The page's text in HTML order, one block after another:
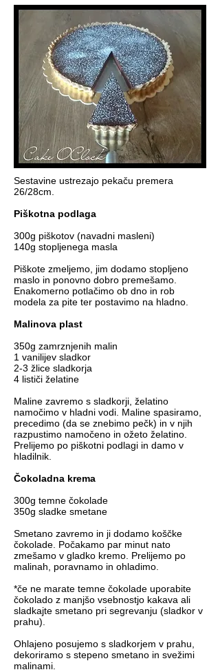
Sestavine ustrezajo pekaču premera
26/28cm.
Piškotna podlaga
300g piškotov (navadni masleni)
140g stopljenega masla
Piškote zmeljemo, jim dodamo stopljeno
maslo in ponovno dobro premešamo.
Enakomerno potlačimo ob dno in rob
modela za pite ter postavimo na hladno.
Malinova plast
350g zamrznjenih malin
1 vanilijev sladkor
2-3 žlice sladkorja
4 lističi želatine
Maline zavremo s sladkorji, želatino
namočimo v hladni vodi. Maline spasiramo,
precedimo (da se znebimo pečk) in v njih
razpustimo namočeno in ožeto želatino.
Prelijemo po piškotni podlagi in damo v
hladilnik.
Čokoladna krema
300g temne čokolade
350g sladke smetane
Smetano zavremo in ji dodamo koščke
čokolade. Počakamo par minut nato
zmešamo v gladko kremo. Prelijemo po
malinah, poravnamo in ohladimo.
*če ne marate temne čokolade uporabite
čokolado z manjšo vsebnostjo kakava ali
sladkajte smetano pri segrevanju (sladkor v
prahu).
Ohlajeno posujemo s sladkorjem v prahu,
dekoriramo s stepeno smetano in svežimi
malinami.